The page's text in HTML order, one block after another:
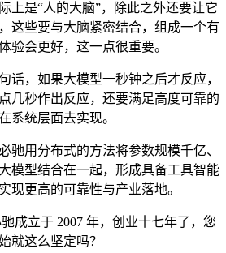
上是“人的大脑”，除此之外还要让它
这些要与大脑紧密结合，组成一个有
验会更好，这一点很重要。
，如果大模型一秒钟之后才反应，
几秒作出反应，还要满足高度可靠的
系统层面去实现。
用分布式的方法将参数规模千亿、
模型结合在一起，形成具备工具智能
现更高的可靠性与产业落地。
立于 2007 年，创业十七年了，您
就这么坚定吗？